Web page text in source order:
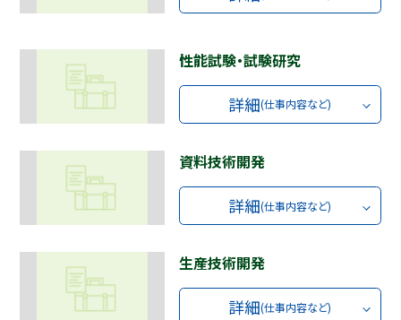
性能試験・試験研究
詳細(仕事内容など)
資料技術開発
詳細(仕事内容など)
生産技術開発
詳細(仕事内容など)